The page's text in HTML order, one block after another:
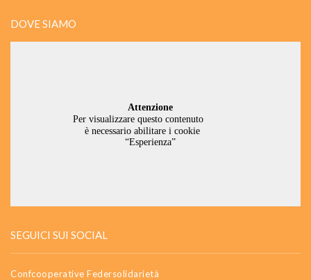
DOVE SIAMO
SEGUICI SUI SOCIAL
Confcooperative Federsolidarietà